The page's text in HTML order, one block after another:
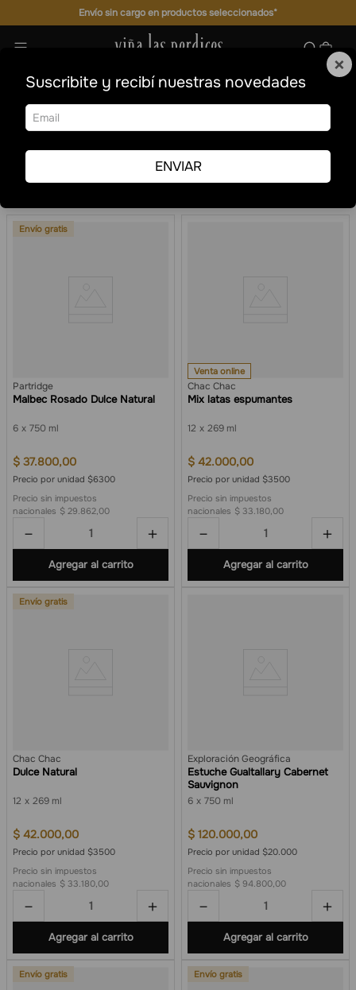
Envío sin cargo en productos seleccionados*
EVENTOS ESPECIALES
EVENTOS ESPECIALES
Ordenar por Fecha de
release
Envío gratis
Partridge
Malbec Rosado Dulce Natural
6 750 ml
$ 37.800,00
Precio por unidad $6300
Precio sin impuestos
nacionales $ 29.862,00
＋
－
Agregar al carrito
Venta online
Chac Chac
Mix latas espumantes
12 269 ml
$ 42.000,00
Precio por unidad $3500
Precio sin impuestos
nacionales $ 33.180,00
＋
－
Agregar al carrito
Envío gratis
Chac Chac
Dulce Natural
12 269 ml
$ 42.000,00
Precio por unidad $3500
Precio sin impuestos
nacionales $ 33.180,00
＋
－
Agregar al carrito
Exploración Geográfica
Estuche Gualtallary Cabernet
Sauvignon
6 750 ml
$ 120.000,00
Precio por unidad $20.000
Precio sin impuestos
nacionales $ 94.800,00
＋
－
Agregar al carrito
Envío gratis Envío gratis
×
Suscribite y recibí nuestras novedades
ENVIAR